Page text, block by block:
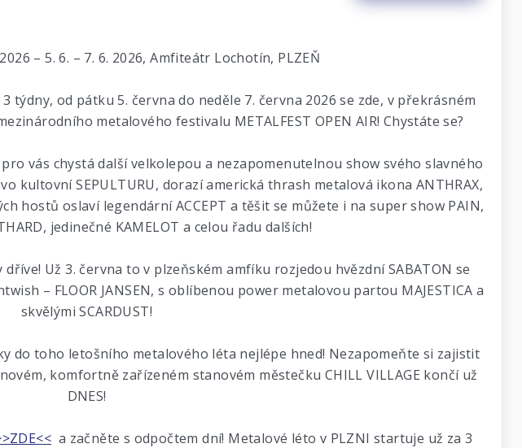
– 5. 6. – 7. 6. 2026, Amfiteátr Lochotín, PLZEŇ
týdny, od pátku 5. června do neděle 7. června 2026 se zde, v překrásném
metalového festivalu METALFEST OPEN AIR! Chystáte se?
vás chystá další velkolepou a nezapomenutelnou show svého slavného
kultovní SEPULTURU, dorazí americká thrash metalová ikona ANTHRAX,
hostů oslaví legendární ACCEPT a těšit se můžete i na super show PAIN,
jedinečné KAMELOT a celou řadu dalších!
Už 3. června to v plzeňském amfíku rozjedou hvězdní SABATON se
– FLOOR JANSEN, s oblíbenou power metalovou partou MAJESTICA a
skvělými SCARDUST!
do toho letošního metalového léta nejlépe hned! Nezapomeňte si zajistit
komfortně zařízeném stanovém městečku CHILL VILLAGE končí už
DNES!
a začněte s odpočtem dní! Metalové léto v PLZNI startuje už za 3